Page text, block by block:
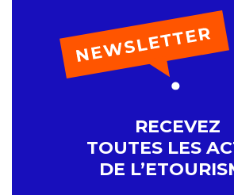
RECEVEZ
TOUTES LES
DE